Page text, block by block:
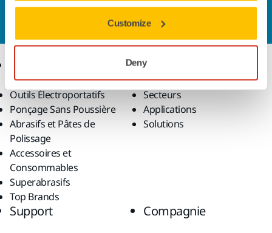
Customize
Deny
nouset notre équipe d'experts répondra à vos
Outils Électroportatifs
Ponçage Sans Poussière
Abrasifs et Pâtes de
Polissage
Accessoires et
Consommables
Superabrasifs
Top Brands
Savoir-Faire
Secteurs
Applications
Solutions
Support Compagnie